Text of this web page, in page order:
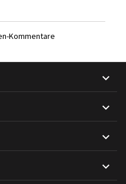
Kommentare



